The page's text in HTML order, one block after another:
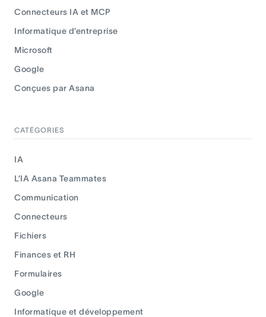
Connecteurs IA et MCP
Informatique d’entreprise
Microsoft
Google
Conçues par Asana
CATÉGORIES
IA
L’IA Asana Teammates
Communication
Connecteurs
Fichiers
Finances et RH
Formulaires
Google
Informatique et développement